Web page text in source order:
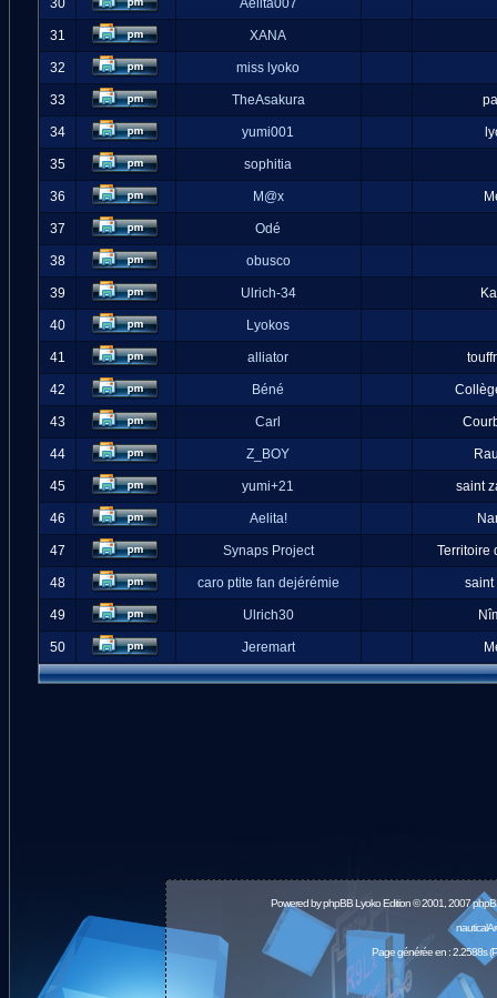
30 Aelita007
31 XANA
32 miss lyoko
33 TheAsakura
34 yumi001
35 sophitia
36 M@x
37 Odé
38 obusco
39 Ulrich-34
40 Lyokos
41 alliator
42 Béné
43 Carl
44 Z_BOY
45 yumi+21 saint
46 Aelita!
47 Synaps Project Territoire
48 caro ptite fan dejérémie saint
49 Ulrich30
50 Jeremart
Powered byphpBBLyoko Edition © 2001, 2007
Page générée en : 2.2588s